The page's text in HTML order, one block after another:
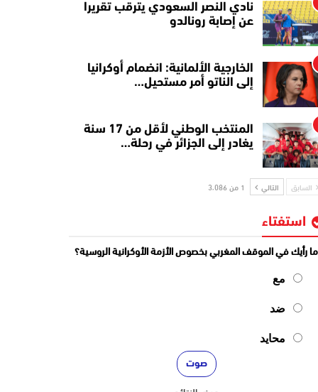
نادي النصر السعودي يترقب تقريرا
عن إصابة رونالدو
الخارجية الألمانية: انضمام أوكرانيا
إلى الناتو أمر مستحيل…
المنتخب الوطني لأقل من 17 سنة
يغادر إلى الجزائر في رحلة…
السابق التالي 1 من 3٬086
استفتاء
ما رأيك في الموقف المغربي بخصوص الأزمة الأوكرانية الروسية؟
مع
ضد
محايد